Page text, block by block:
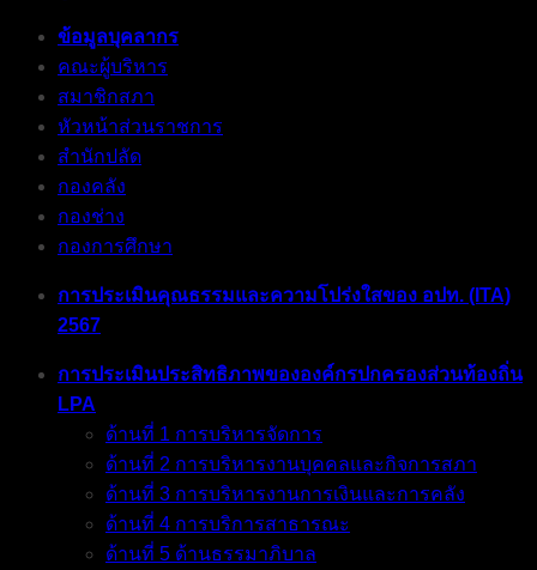
ข้อมูลบุคลากร
คณะผู้บริหาร
สมาชิกสภา
หัวหน้าส่วนราชการ
สำนักปลัด
กองคลัง
กองช่าง
กองการศึกษา
การประเมินคุณธรรมและความโปร่งใสของ อปท. (ITA)
2567
การประเมินประสิทธิภาพขององค์กรปกครองส่วนท้องถิ่น
LPA
ด้านที่ 1 การบริหารจัดการ
ด้านที่ 2 การบริหารงานบุคคลและกิจการสภา
ด้านที่ 3 การบริหารงานการเงินและการคลัง
ด้านที่ 4 การบริการสาธารณะ
ด้านที่ 5 ด้านธรรมาภิบาล